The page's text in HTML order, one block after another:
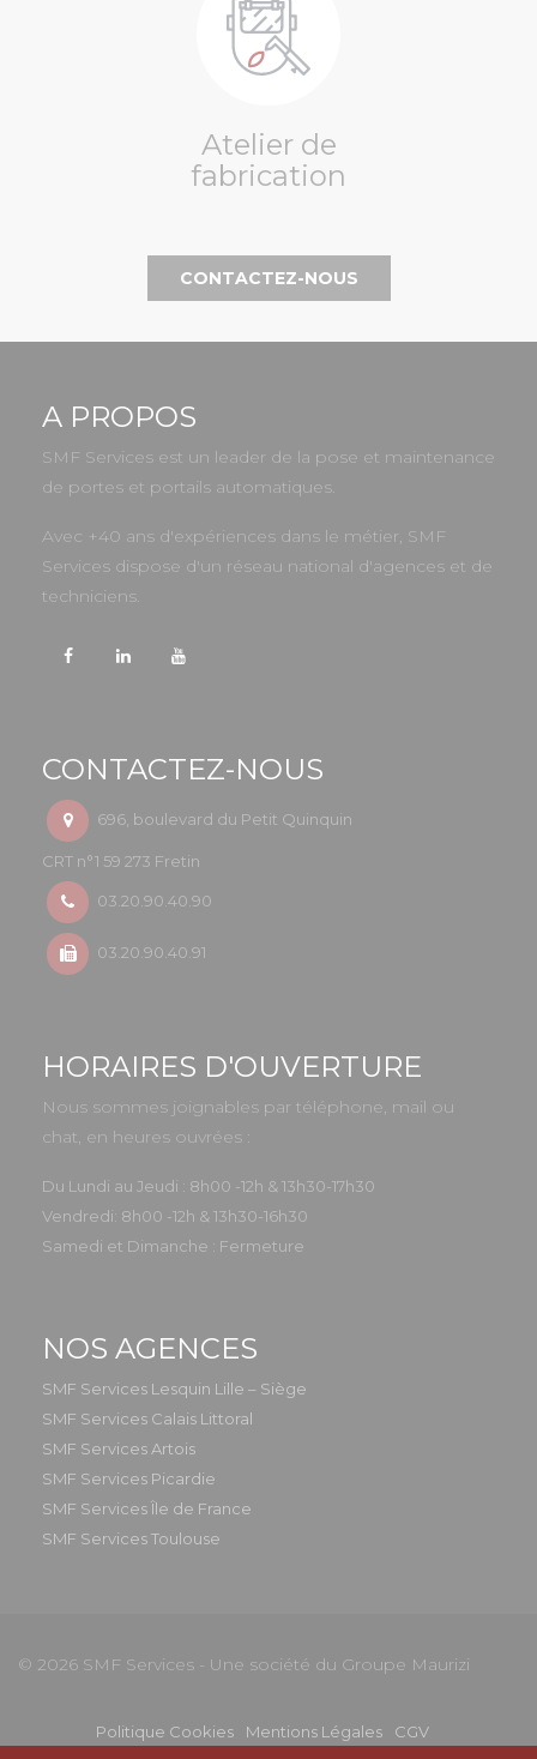
Atelier de
fabrication
CONTACTEZ-NOUS
A PROPOS
SMF Services est un leader de la pose et maintenance
de portes et portails automatiques.
Avec +40 ans d'expériences dans le métier, SMF
Services dispose d'un réseau national d'agences et de
techniciens.
CONTACTEZ-NOUS
696, boulevard du Petit Quinquin
CRT n°1 59 273 Fretin
03.20.90.40.90
03.20.90.40.91
HORAIRES D'OUVERTURE
Nous sommes joignables par téléphone, mail ou
chat, en heures ouvrées :
Du Lundi au Jeudi : 8h00 -12h & 13h30-17h30
Vendredi: 8h00 -12h & 13h30-16h30
Samedi et Dimanche : Fermeture
NOS AGENCES
SMF Services Lesquin Lille – Siège
SMF Services Calais Littoral
SMF Services Artois
SMF Services Picardie
SMF Services Île de France
SMF Services Toulouse
© 2026 SMF Services - Une société du Groupe Maurizi
Politique Cookies Mentions Légales
CGV